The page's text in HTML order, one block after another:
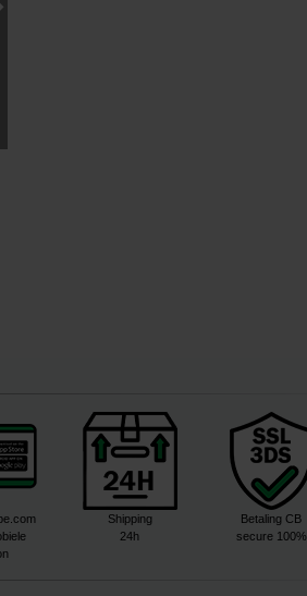
Bag
Shipping
24h
Betaling CB
secure 100%